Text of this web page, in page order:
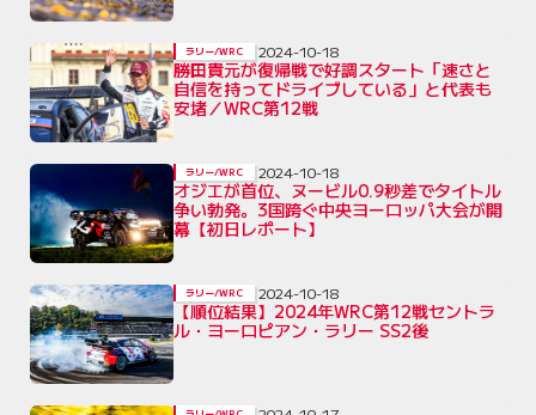
勝田貴元が復帰戦で好調スタート「速さと
自信を持ってドライブしている」と代表も
安堵／WRC第12戦
ラリー/WRC 2024-10-18
オジエが首位、ヌービル0.9秒差でタイトル
争い勃発。3国跨ぐ中央ヨーロッパ大会が開
幕【初日レポート】
ラリー/WRC 2024-10-18
【順位結果】2024年WRC第12戦セントラ
ル・ヨーロピアン・ラリー SS2後
ラリー/WRC 2024-10-18